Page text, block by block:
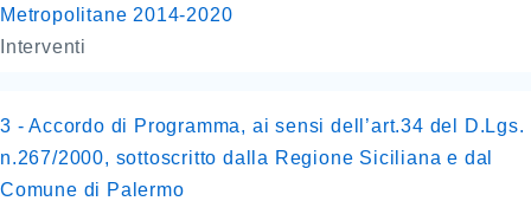
Metropolitane 2014-2020
Interventi
3 - Accordo di Programma, ai sensi dell’art.34 del D.Lgs.
n.267/2000, sottoscritto dalla Regione Siciliana e dal
Comune di Palermo